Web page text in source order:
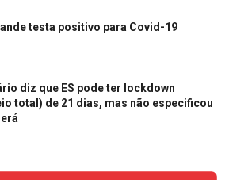
testa positivo para Covid-19
diz que ES pode ter lockdown
total) de 21 dias, mas não especificou